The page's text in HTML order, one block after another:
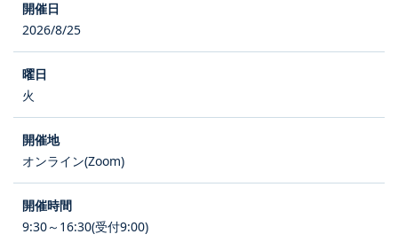
2026/8/25
火
オンライン(Zoom)
9:30～16:30(受付9:00)